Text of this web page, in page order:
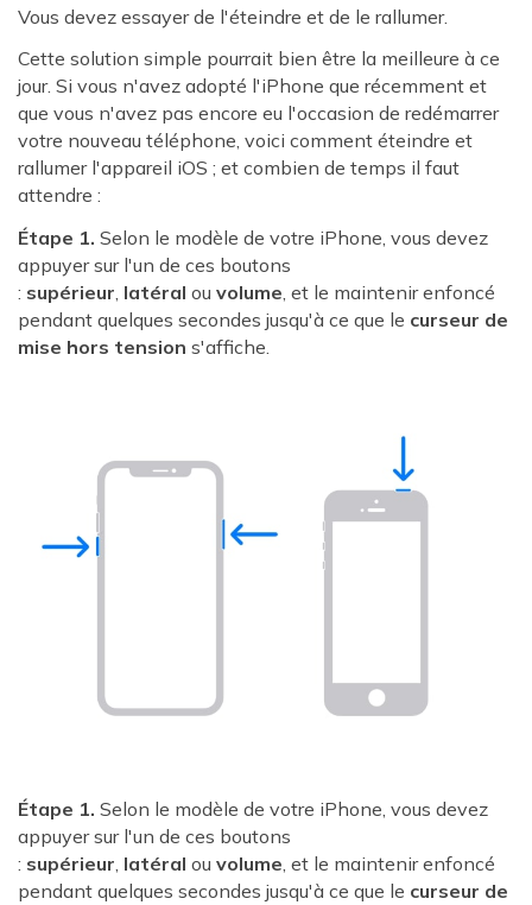
Vous devez essayer de l'éteindre et de le rallumer.
Cette solution simple pourrait bien être la meilleure à ce
jour. Si vous n'avez adopté l'iPhone que récemment et
que vous n'avez pas encore eu l'occasion de redémarrer
votre nouveau téléphone, voici comment éteindre et
rallumer l'appareil iOS ; et combien de temps il faut
attendre :
Étape 1. Selon le modèle de votre iPhone, vous devez
appuyer sur l'un de ces boutons
: supérieur, latéral ou volume, et le maintenir enfoncé
pendant quelques secondes jusqu'à ce que le curseur de
mise hors tension s'affiche.
Étape 1. Selon le modèle de votre iPhone, vous devez
appuyer sur l'un de ces boutons
: supérieur, latéral ou volume, et le maintenir enfoncé
pendant quelques secondes jusqu'à ce que le curseur de